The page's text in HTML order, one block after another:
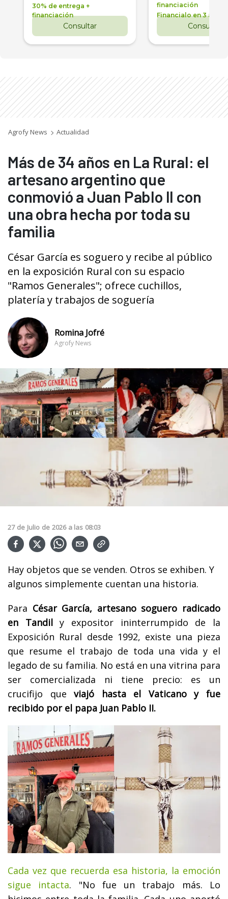
30% de entrega +
financiación
Consultar
financiación
Financialo en 3 años
Consultar
Agrofy News Actualidad
Más de 34 años en La Rural: el
artesano argentino que
conmovió a Juan Pablo II con
una obra hecha por toda su
familia
César García es soguero y recibe al público
en la exposición Rural con su espacio
"Ramos Generales"; ofrece cuchillos,
platería y trabajos de soguería
Romina Jofré
Agrofy News
27 de Julio de 2026 a las 08:03
Hay objetos que se venden. Otros se exhiben. Y
algunos simplemente cuentan una historia.
Para César García, artesano soguero radicado
en Tandily expositor ininterrumpido de la
Exposición Rural desde 1992, existe una pieza
que resume el trabajo de toda una vida y el
legado de su familia. No está en una vitrina para
ser comercializada ni tiene precio: es un
crucifijo queviajó hasta el Vaticano y fue
recibido por el papa Juan Pablo II.
Cada vez que recuerda esa historia, la emoción
sigue intacta. "No fue un trabajo más. Lo